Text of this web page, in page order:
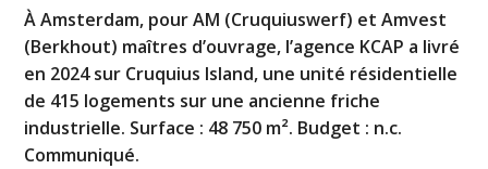
À Amsterdam, pour AM (Cruquiuswerf) et Amvest
(Berkhout) maîtres d’ouvrage, l’agence KCAP a livré
en 2024 sur Cruquius Island, une unité résidentielle
de 415 logements sur une ancienne friche
industrielle. Surface : 48 750 m². Budget : n.c.
Communiqué.